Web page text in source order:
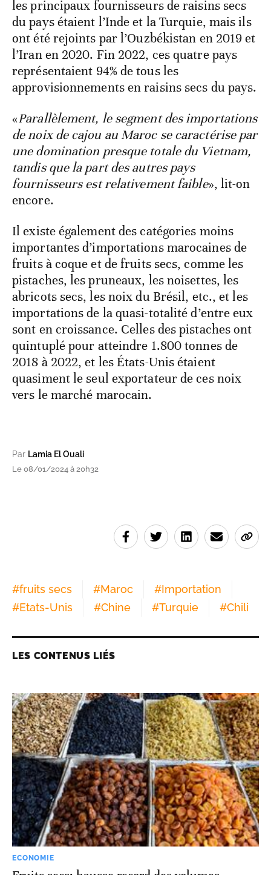
les principaux fournisseurs de raisins secs
du pays étaient l’Inde et la Turquie, mais ils
ont été rejoints par l’Ouzbékistan en 2019 et
l’Iran en 2020. Fin 2022, ces quatre pays
représentaient 94% de tous les
approvisionnements en raisins secs du pays.
«Parallèlement, le segment des importations
de noix de cajou au Maroc se caractérise par
une domination presque totale du Vietnam,
tandis que la part des autres pays
fournisseurs est relativement faible», lit-on
encore.
Il existe également des catégories moins
importantes d’importations marocaines de
fruits à coque et de fruits secs, comme les
pistaches, les pruneaux, les noisettes, les
abricots secs, les noix du Brésil, etc., et les
importations de la quasi-totalité d’entre eux
sont en croissance. Celles des pistaches ont
quintuplé pour atteindre 1.800 tonnes de
2018 à 2022, et les États-Unis étaient
quasiment le seul exportateur de ces noix
vers le marché marocain.
Par Lamia El Ouali
Le 08/01/2024 à 20h32
#fruits secs #Maroc #Importation
#Etats-Unis #Chine #Turquie #Chili
LES CONTENUS LIÉS
ECONOMIE